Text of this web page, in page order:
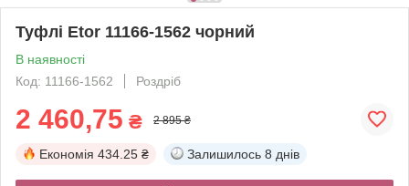
Туфлі Etor 11166-1562 чорний
В наявності
Код: 11166-1562
Роздріб
2 460,75 ₴ 2 895 ₴
Економія 434.25 ₴ Залишилось 8 днів